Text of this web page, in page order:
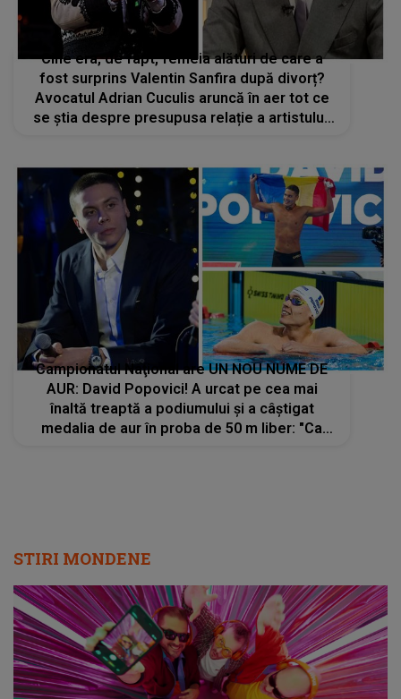
Cine era, de fapt, femeia alături de care a
fost surprins Valentin Sanfira după divorț?
Avocatul Adrian Cuculis aruncă în aer tot ce
se știa despre presupusa relație a artistului:
Campionatul Naţional are UN NOU NUME DE
AUR: David Popovici! A urcat pe cea mai
înaltă treaptă a podiumului şi a câştigat
medalia de aur în proba de 50 m liber: "Ca
STIRI MONDENE